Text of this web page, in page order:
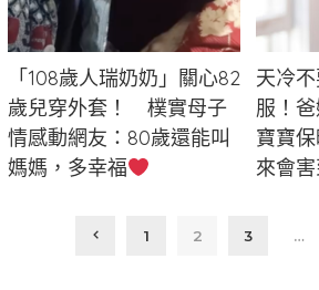
「108歲人瑞奶奶」關心82
歲兒穿外套！ 樸實母子
情感動網友：80歲還能叫
媽媽，多幸福
天冷
服！
寶寶
來會害
1 2 3 …